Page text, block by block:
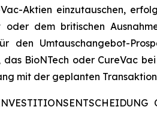
Aktien einzutauschen,
dem britischen
den Umtauschangebot-
BioNTech oder CureVac
mit der geplanten